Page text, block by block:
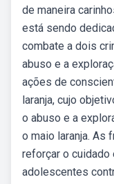
de maneira
está sendo
combate a dois
abuso e a
ações de
laranja, cujo
o abuso e a
o maio laranja. As
reforçar o cuidado
adolescentes